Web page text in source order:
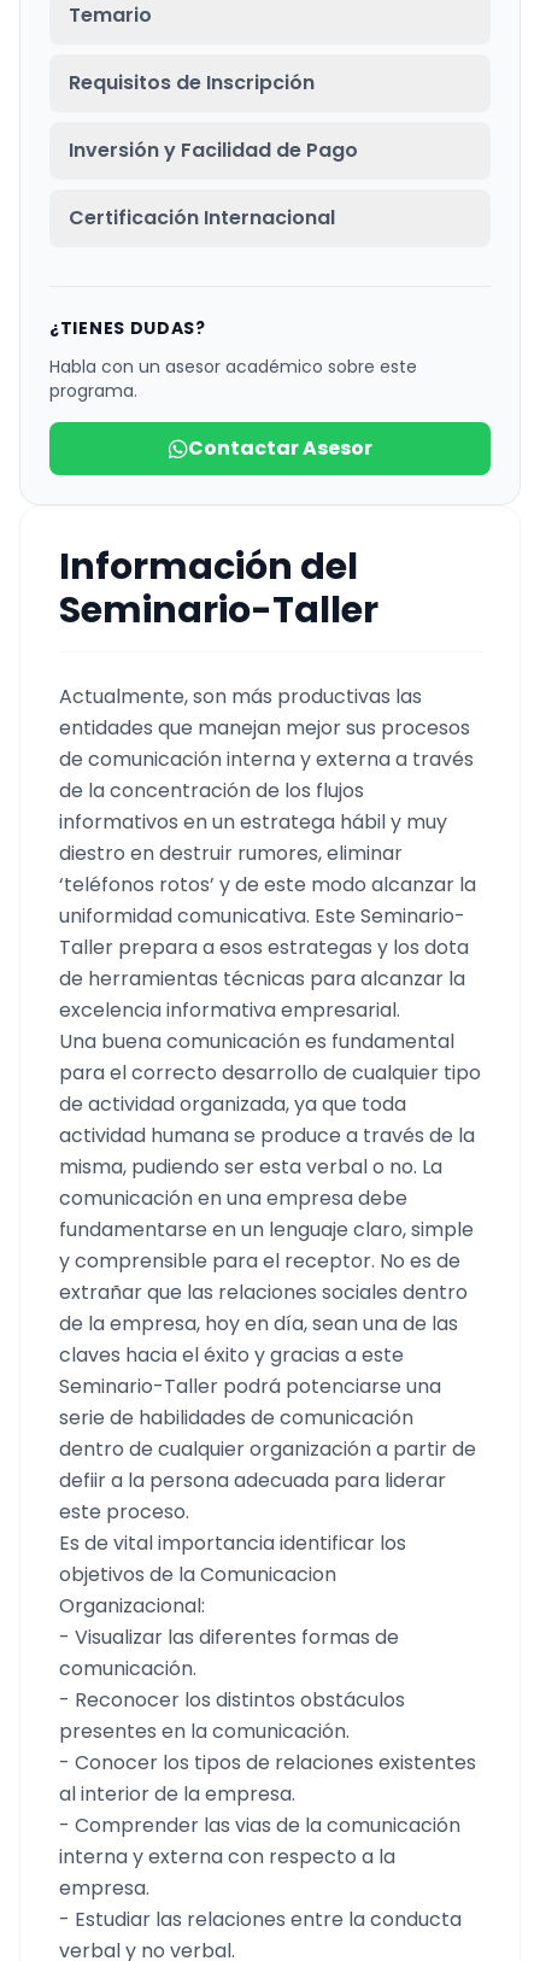
Información del
Seminario-Taller
Actualmente, son más productivas las
entidades que manejan mejor sus procesos
de comunicación interna y externa a través
de la concentración de los flujos
informativos en un estratega hábil y muy
diestro en destruir rumores, eliminar
‘teléfonos rotos’ y de este modo alcanzar la
uniformidad comunicativa. Este Seminario-
Taller prepara a esos estrategas y los dota
de herramientas técnicas para alcanzar la
excelencia informativa empresarial.
Una buena comunicación es fundamental
para el correcto desarrollo de cualquier tipo
de actividad organizada, ya que toda
actividad humana se produce a través de la
misma, pudiendo ser esta verbal o no. La
comunicación en una empresa debe
fundamentarse en un lenguaje claro, simple
y comprensible para el receptor. No es de
extrañar que las relaciones sociales dentro
de la empresa, hoy en día, sean una de las
claves hacia el éxito y gracias a este
Seminario-Taller podrá potenciarse una
serie de habilidades de comunicación
dentro de cualquier organización a partir de
defiir a la persona adecuada para liderar
este proceso.
Es de vital importancia identificar los
objetivos de la Comunicacion
Organizacional:
- Visualizar las diferentes formas de
comunicación.
- Reconocer los distintos obstáculos
presentes en la comunicación.
- Conocer los tipos de relaciones existentes
al interior de la empresa.
- Comprender las vias de la comunicación
interna y externa con respecto a la
empresa.
- Estudiar las relaciones entre la conducta
verbal y no verbal.
Temario
Requisitos de Inscripción
Inversión y Facilidad de Pago
Certificación Internacional
¿TIENES DUDAS?
Habla con un asesor académico sobre este
programa.
Contactar Asesor